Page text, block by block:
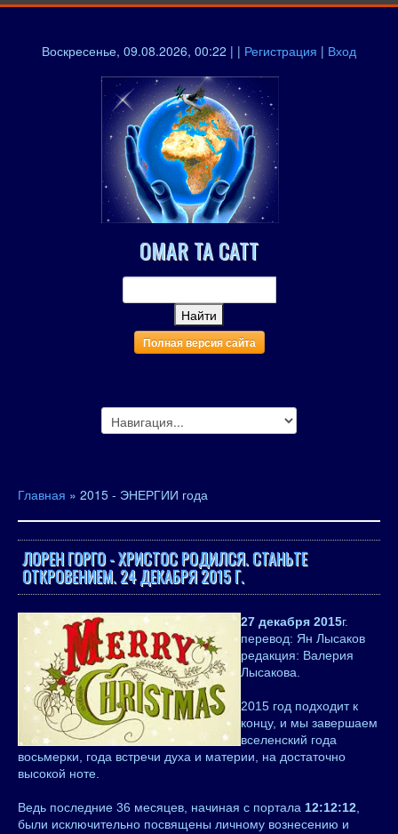
Воскресенье, 09.08.2026, 00:22 | | Регистрация | Вход
OMAR TA CATT
Полная версия сайта
Главная » 2015 - ЭНЕРГИИ года
ЛОРЕН ГОРГО - ХРИСТОС РОДИЛСЯ. СТАНЬТЕ
ОТКРОВЕНИЕМ. 24 ДЕКАБРЯ 2015 Г.
27 декабря 2015г.
перевод: Ян Лысаков
редакция: Валерия
Лысакова.
2015 год подходит к
концу, и мы завершаем
вселенский года
восьмерки, года встречи духа и материи, на достаточно
высокой ноте.
Ведь последние 36 месяцев, начиная с портала 12:12:12
были исключительно посвящены личному вознесению и